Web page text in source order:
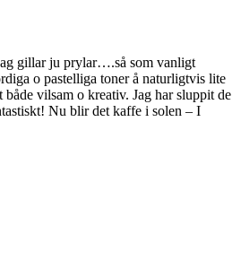
gillar ju prylar….så som vanligt
o pastelliga toner å naturligtvis lite
vilsam o kreativ. Jag har sluppit de
Nu blir det kaffe i solen – I